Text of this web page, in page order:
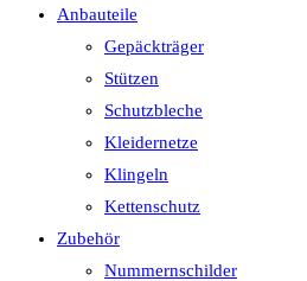
Anbauteile
Gepäckträger
Stützen
Schutzbleche
Kleidernetze
Klingeln
Kettenschutz
Zubehör
Nummernschilder